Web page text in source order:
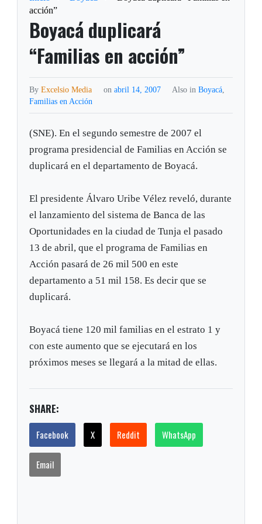
acción”
Boyacá duplicará
“Familias en acción”
ByExcelsio Media on abril 14, 2007 Also in Boyacá,
Familias en Acción
(SNE). En el segundo semestre de 2007 el
programa presidencial de Familias en Acción se
duplicará en el departamento de Boyacá.
El presidente Álvaro Uribe Vélez reveló, durante
el lanzamiento del sistema de Banca de las
Oportunidades en la ciudad de Tunja el pasado
13 de abril, que el programa de Familias en
Acción pasará de 26 mil 500 en este
departamento a 51 mil 158. Es decir que se
duplicará.
Boyacá tiene 120 mil familias en el estrato 1 y
con este aumento que se ejecutará en los
próximos meses se llegará a la mitad de ellas.
SHARE:
Facebook X Reddit WhatsApp
Email